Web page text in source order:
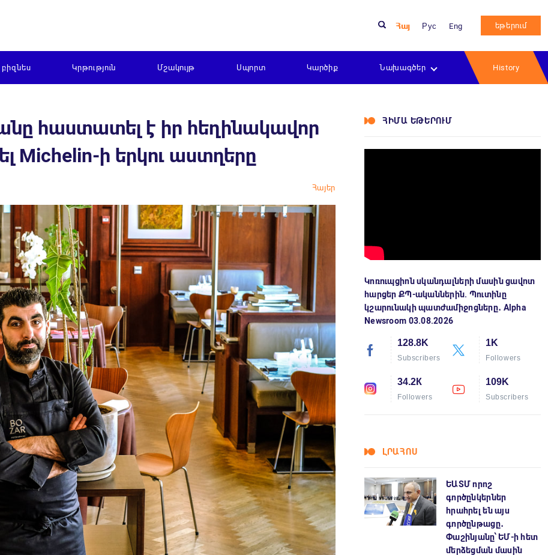
Հայ Рус Eng եթերում
բիզնես Կրթություն Մշակույթ Սպորտ Կարծիք Նախագծեր History
հաստատել է իր հեղինակավոր
ի երկու աստղերը
Հայեր
ՀԻՄԱ ԵԹԵՐՈՒՄ
Կոռուպցիոն սկանդալների մասին ցավոտ
հարցեր ՔՊ-ականներին. Պուտինը
կշարունակի պատժամիջոցները․ Alpha
Newsroom 03.08.2026
128.8K
Subscribers
1K
Followers
34.2К
Followers
109K
Subscribers
ԼՐԱՀՈՍ
ԵԱՏՄ որոշ
գործընկերներ
հրահրել են այս
գործընթացը․
Փաշինյանը՝ ԵՄ-ի հետ
մերձեցման մասին